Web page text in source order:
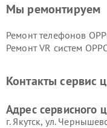
Мы ремонтируем
Ремонт телефонов
Ремонт VR систем
Контакты сервис
Адрес сервисного
г. Якутск, ул.